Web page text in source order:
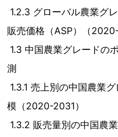
1.2.3 グローバル農業グ
販売価格（ASP）（2020-
1.3 中国農業グレードの
測
1.3.1 売上別の中国農業
模（2020-2031）
1.3.2 販売量別の中国農